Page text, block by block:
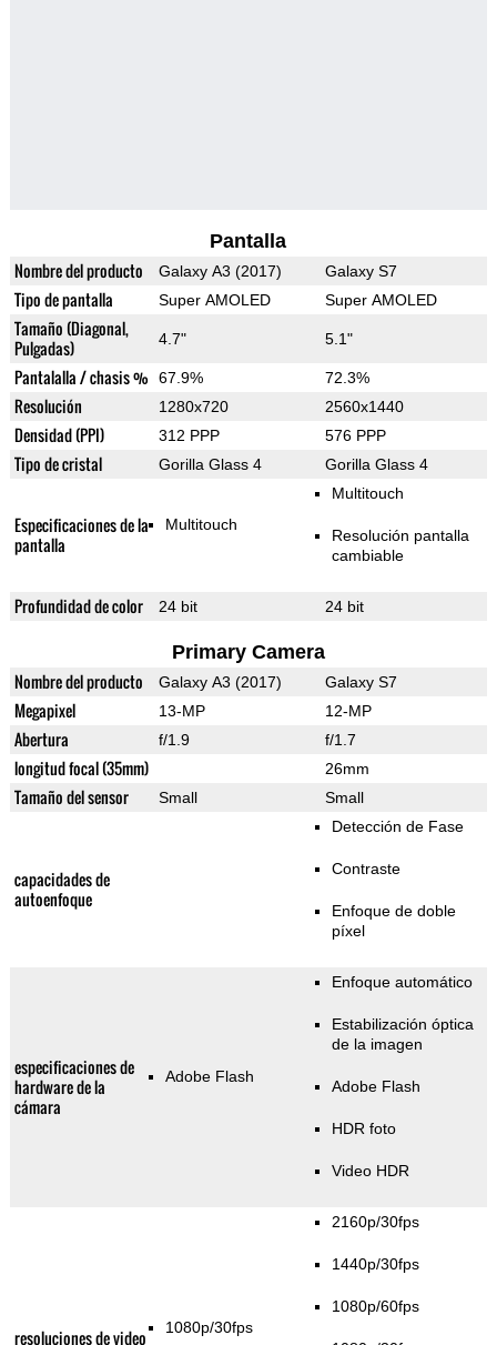
Pantalla
Nombre del producto Galaxy A3 (2017) Galaxy S7
Tipo de pantalla Super AMOLED Super AMOLED
Tamaño (Diagonal,
Pulgadas)
4.7" 5.1"
Pantalalla / chasis % 67.9% 72.3%
Resolución 1280x720 2560x1440
Densidad (PPI) 312 PPP 576 PPP
Tipo de cristal Gorilla Glass 4 Gorilla Glass 4
Especificaciones de la
pantalla
Multitouch
Multitouch
Resolución pantalla
cambiable
Profundidad de color 24 bit 24 bit
Primary Camera
Nombre del producto Galaxy A3 (2017) Galaxy S7
Megapixel 13-MP 12-MP
Abertura f/1.9 f/1.7
longitud focal (35mm) 26mm
Tamaño del sensor Small Small
capacidades de
autoenfoque
Detección de Fase
Contraste
Enfoque de doble
píxel
especificaciones de
hardware de la
cámara
Adobe Flash
Enfoque automático
Estabilización óptica
de la imagen
Adobe Flash
HDR foto
Video HDR
resoluciones de video 1080p/30fps
2160p/30fps
1440p/30fps
1080p/60fps